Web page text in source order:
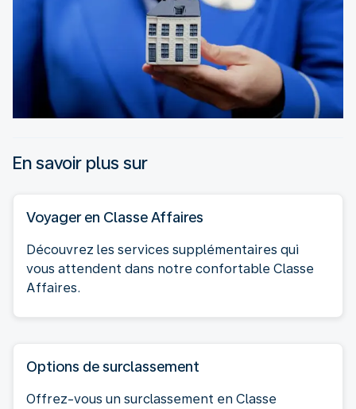
En savoir plus sur
Voyager en Classe Affaires
Découvrez les services supplémentaires qui
vous attendent dans notre confortable Classe
Affaires.
Options de surclassement
Offrez-vous un surclassement en Classe